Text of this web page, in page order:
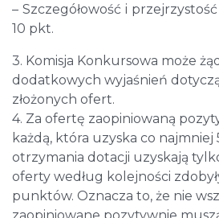
– Szczegółowość i
10 pkt.
3. Komisja Konkursowa może
dodatkowych wyjaśnień
złożonych ofert.
4. Za ofertę zaopiniowaną
każdą, która uzyska co najmniej
otrzymania dotacji uzyskają
oferty według kolejności
punktów. Oznacza to, że nie